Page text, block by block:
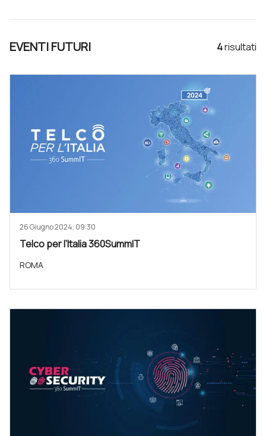
EVENTI FUTURI 4risultati
26 Giugno 2024, 09:30
Telco per l’Italia 360SummIT
ROMA